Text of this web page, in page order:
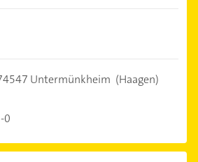
Untermünkheim (Haagen)
0